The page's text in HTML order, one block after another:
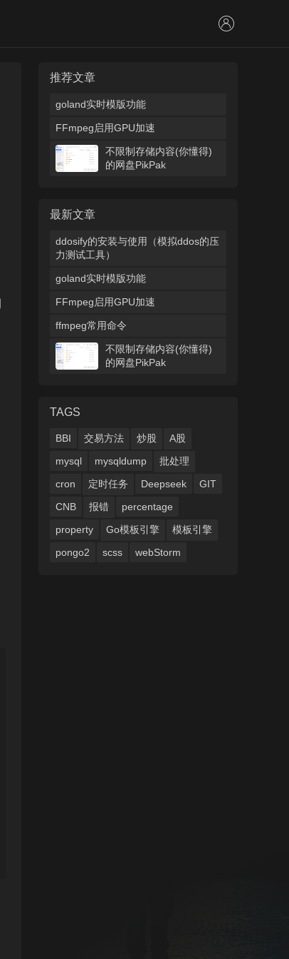
推荐文章
goland实时模版功能
FFmpeg启用GPU加速
不限制存储内容(你懂得)
的网盘PikPak
最新文章
ddosify的安装与使用（模拟ddos的压
力测试工具）
goland实时模版功能
FFmpeg启用GPU加速
ffmpeg常用命令
不限制存储内容(你懂得)
的网盘PikPak
TAGS
BBI 交易方法 炒股
A股
mysql
mysqldump
批处理
cron
定时任务 Deepseek
GIT
CNB
报错
percentage
property
Go模板引擎
模板引擎
pongo2
scss webStorm